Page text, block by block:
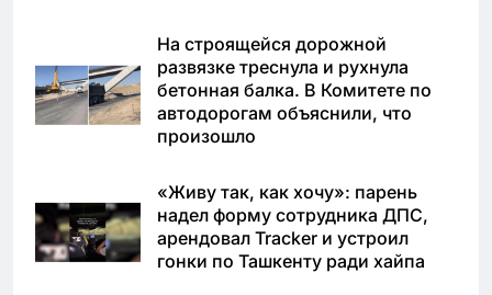
На строящейся дорожной
развязке треснула и рухнула
бетонная балка. В Комитете по
автодорогам объяснили, что
произошло
«Живу так, как хочу»: парень
надел форму сотрудника ДПС,
арендовал Tracker и устроил
гонки по Ташкенту ради хайпа